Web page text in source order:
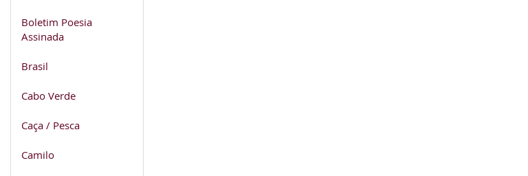
Boletim Poesia
Assinada
Brasil
Cabo Verde
Caça / Pesca
Camilo